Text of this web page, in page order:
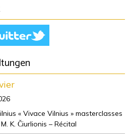
« Vivace Vilnius » masterclasses
K. Čiurlionis – Récital